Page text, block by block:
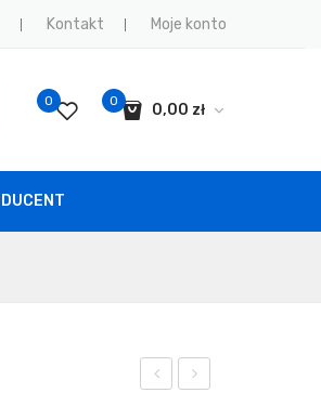
Kontakt Moje konto
0 0 0,00 zł